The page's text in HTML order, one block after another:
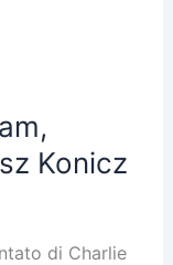
Konicz
di Charlie